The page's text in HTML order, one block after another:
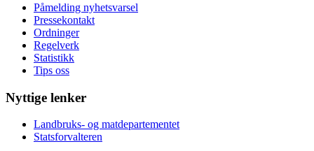
Påmelding nyhetsvarsel
Pressekontakt
Ordninger
Regelverk
Statistikk
Tips oss
Nyttige lenker
Landbruks- og matdepartementet
Statsforvalteren